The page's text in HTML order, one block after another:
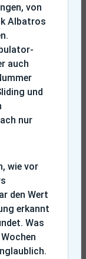
von
Albatros
auch
und
nur
wie vor
den Wert
erkannt
Was